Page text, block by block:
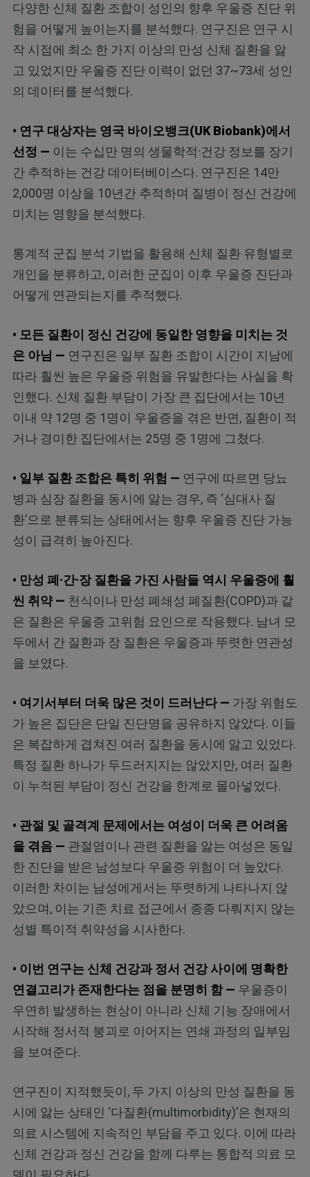
다양한 신체 질환 조합이 성인의 향후 우울증 진단 위
험을 어떻게 높이는지를 분석했다. 연구진은 연구 시
작 시점에 최소 한 가지 이상의 만성 신체 질환을 앓
고 있었지만 우울증 진단 이력이 없던 37~73세 성인
의 데이터를 분석했다.
• 연구 대상자는 영국 바이오뱅크(UK Biobank)에서
선정 — 이는 수십만 명의 생물학적·건강 정보를 장기
간 추적하는 건강 데이터베이스다. 연구진은 14만
2,000명 이상을 10년간 추적하며 질병이 정신 건강에
미치는 영향을 분석했다.
통계적 군집 분석 기법을 활용해 신체 질환 유형별로
개인을 분류하고, 이러한 군집이 이후 우울증 진단과
어떻게 연관되는지를 추적했다.
• 모든 질환이 정신 건강에 동일한 영향을 미치는 것
은 아님 — 연구진은 일부 질환 조합이 시간이 지남에
따라 훨씬 높은 우울증 위험을 유발한다는 사실을 확
인했다. 신체 질환 부담이 가장 큰 집단에서는 10년
이내 약 12명 중 1명이 우울증을 겪은 반면, 질환이 적
거나 경미한 집단에서는 25명 중 1명에 그쳤다.
• 일부 질환 조합은 특히 위험 — 연구에 따르면 당뇨
병과 심장 질환을 동시에 앓는 경우, 즉 ‘심대사 질
환’으로 분류되는 상태에서는 향후 우울증 진단 가능
성이 급격히 높아진다.
• 만성 폐·간·장 질환을 가진 사람들 역시 우울증에 훨
씬 취약 — 천식이나 만성 폐쇄성 폐질환(COPD)과 같
은 질환은 우울증 고위험 요인으로 작용했다. 남녀 모
두에서 간 질환과 장 질환은 우울증과 뚜렷한 연관성
을 보였다.
• 여기서부터 더욱 많은 것이 드러난다 — 가장 위험도
가 높은 집단은 단일 진단명을 공유하지 않았다. 이들
은 복잡하게 겹쳐진 여러 질환을 동시에 앓고 있었다.
특정 질환 하나가 두드러지지는 않았지만, 여러 질환
이 누적된 부담이 정신 건강을 한계로 몰아넣었다.
• 관절 및 골격계 문제에서는 여성이 더욱 큰 어려움
을 겪음 — 관절염이나 관련 질환을 앓는 여성은 동일
한 진단을 받은 남성보다 우울증 위험이 더 높았다.
이러한 차이는 남성에게서는 뚜렷하게 나타나지 않
았으며, 이는 기존 치료 접근에서 종종 다뤄지지 않는
성별 특이적 취약성을 시사한다.
• 이번 연구는 신체 건강과 정서 건강 사이에 명확한
연결고리가 존재한다는 점을 분명히 함 — 우울증이
우연히 발생하는 현상이 아니라 신체 기능 장애에서
시작해 정서적 붕괴로 이어지는 연쇄 과정의 일부임
을 보여준다.
연구진이 지적했듯이, 두 가지 이상의 만성 질환을 동
시에 앓는 상태인 ‘다질환(multimorbidity)’은 현재의
의료 시스템에 지속적인 부담을 주고 있다. 이에 따라
신체 건강과 정신 건강을 함께 다루는 통합적 의료 모